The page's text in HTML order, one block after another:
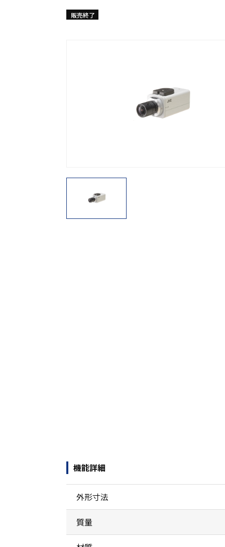
オーダーコール
販売終了
機能詳細
外形寸法
質量